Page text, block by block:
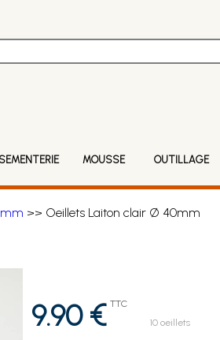
MOUSSE OUTILLAGE
>> Oeillets Laiton clair Ø 40mm
9.90 € TTC
10 oeillets